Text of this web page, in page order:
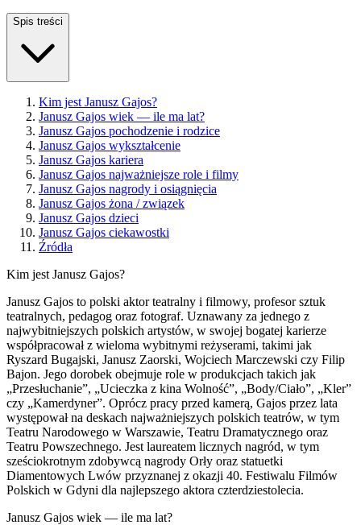
Spis treści
Kim jest Janusz Gajos?
Janusz Gajos wiek — ile ma lat?
Janusz Gajos pochodzenie i rodzice
Janusz Gajos wykształcenie
Janusz Gajos kariera
Janusz Gajos najważniejsze role i filmy
Janusz Gajos nagrody i osiągnięcia
Janusz Gajos żona / związek
Janusz Gajos dzieci
Janusz Gajos ciekawostki
Źródła
Kim jest Janusz Gajos?
Janusz Gajos to polski aktor teatralny i filmowy, profesor sztuk
teatralnych, pedagog oraz fotograf. Uznawany za jednego z
najwybitniejszych polskich artystów, w swojej bogatej karierze
współpracował z wieloma wybitnymi reżyserami, takimi jak
Ryszard Bugajski, Janusz Zaorski, Wojciech Marczewski czy Filip
Bajon. Jego dorobek obejmuje role w produkcjach takich jak
„Przesłuchanie”, „Ucieczka z kina Wolność”, „Body/Ciało”, „Kler”
czy „Kamerdyner”. Oprócz pracy przed kamerą, Gajos przez lata
występował na deskach najważniejszych polskich teatrów, w tym
Teatru Narodowego w Warszawie, Teatru Dramatycznego oraz
Teatru Powszechnego. Jest laureatem licznych nagród, w tym
sześciokrotnym zdobywcą nagrody Orły oraz statuetki
Diamentowych Lwów przyznanej z okazji 40. Festiwalu Filmów
Polskich w Gdyni dla najlepszego aktora czterdziestolecia.
Janusz Gajos wiek — ile ma lat?